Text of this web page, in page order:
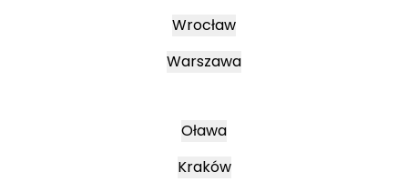
Wrocław
Warszawa
Oława
Kraków